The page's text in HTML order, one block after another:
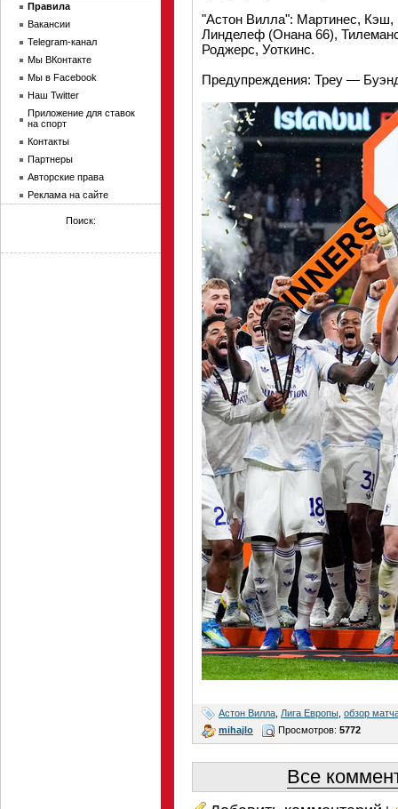
"Астон Вилла": Мартинес, Кэш,
Линделеф (Онана 66),
Роджерс, Уоткинс.
Предупреждения: Треу —
Астон Вилла Лига Европы обзор
mihajlo
Просмотров: 5772
Все
Правила
Вакансии
Telegram-канал
Мы ВКонтакте
Мы в Facebook
Наш Twitter
Приложение для ставок
на спорт
Контакты
Партнеры
Авторские права
Реклама на сайте
Поиск: